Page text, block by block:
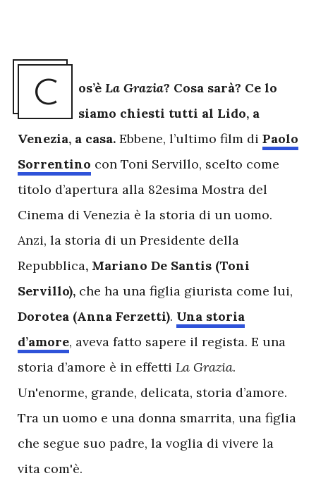
C os’è La Grazia? Cosa sarà? Ce lo
siamo chiesti tutti al Lido, a
Venezia, a casa. Ebbene, l’ultimo film di Paolo
Sorrentino con Toni Servillo, scelto come
titolo d’apertura alla 82esima Mostra del
Cinema di Venezia è la storia di un uomo.
Anzi, la storia di un Presidente della
Repubblica, Mariano De Santis (Toni
Servillo), che ha una figlia giurista come lui,
Dorotea (Anna Ferzetti). Una storia
d’amore, aveva fatto sapere il regista. E una
storia d’amore è in effetti La Grazia.
Un'enorme, grande, delicata, storia d’amore.
Tra un uomo e una donna smarrita, una figlia
che segue suo padre, la voglia di vivere la
vita com'è.